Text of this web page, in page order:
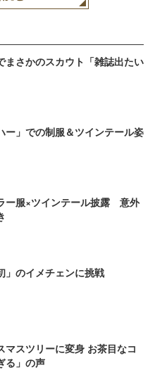
まさかのスカウト「雑誌出たい
ー」での制服＆ツインテール姿
ー服×ツインテール披露 意外
」のイメチェンに挑戦
マスツリーに変身 お茶目なコ
る」の声